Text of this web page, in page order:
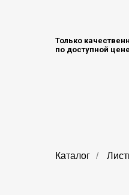
Только
по доступной
Каталог /